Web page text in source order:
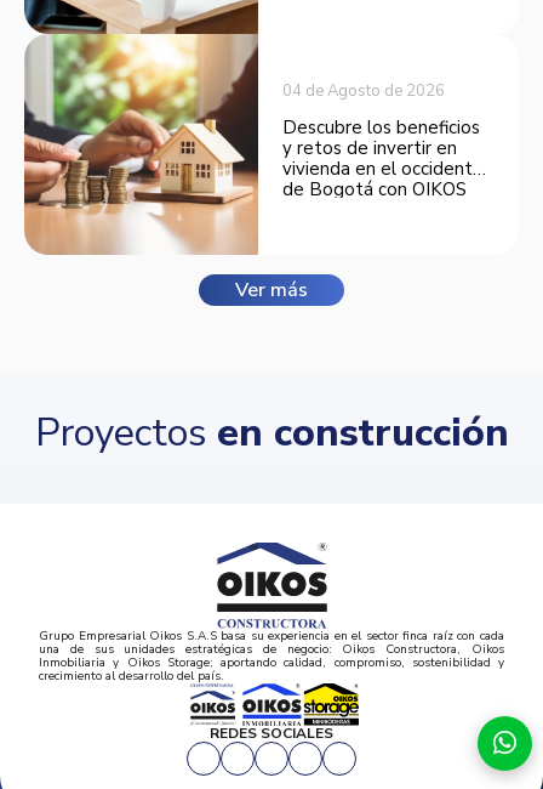
04 de Agosto de 2026
Descubre los beneficios
y retos de invertir en
vivienda en el occidente
de Bogotá con OIKOS
Ver más
Proyectos en construcción
Grupo Empresarial Oikos S.A.S basa su experiencia en el sector finca raíz con cada
una de sus unidades estratégicas de negocio: Oikos Constructora, Oikos
Inmobiliaria y Oikos Storage; aportando calidad, compromiso, sostenibilidad y
crecimiento al desarrollo del país.
REDES SOCIALES